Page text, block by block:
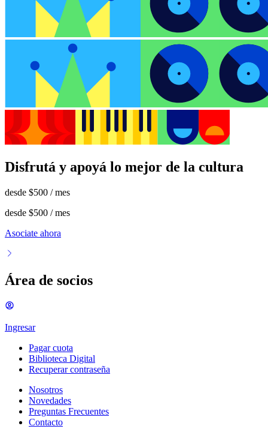
Disfrutá y apoyá lo mejor de la cultura
desde $500 / mes
desde $500 / mes
Asociate ahora
Área de socios
Ingresar
Pagar cuota
Biblioteca Digital
Recuperar contraseña
Nosotros
Novedades
Preguntas Frecuentes
Contacto